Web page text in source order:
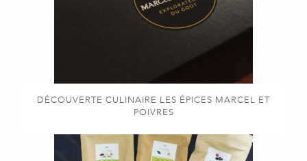
DÉCOUVERTE CULINAIRE LES ÉPICES MARCEL ET
POIVRES